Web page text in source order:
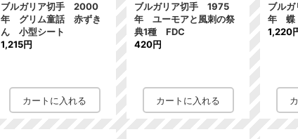
ブルガリア切手 2000
年 グリム童話 赤ずき
ん 小型シート
1,215円
ブルガリア切手 1975
年 ユーモアと風刺の祭
典1種 FDC
420円
ブル
年
1,220